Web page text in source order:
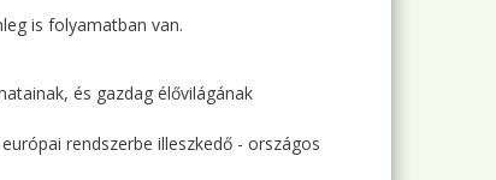
is folyamatban van.
és gazdag élővilágának
rendszerbe illeszkedő - országos